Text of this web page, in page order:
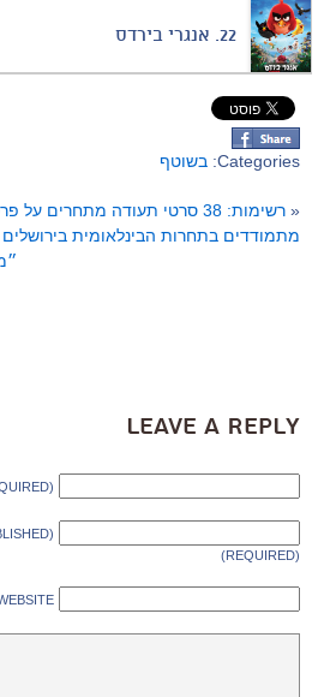
22. אנגרי בירדס
Categories: בשוטף
«
מתמודדים בתחרות הבינלאומית בירושלים
Leave a Reply
(REQUIRED)